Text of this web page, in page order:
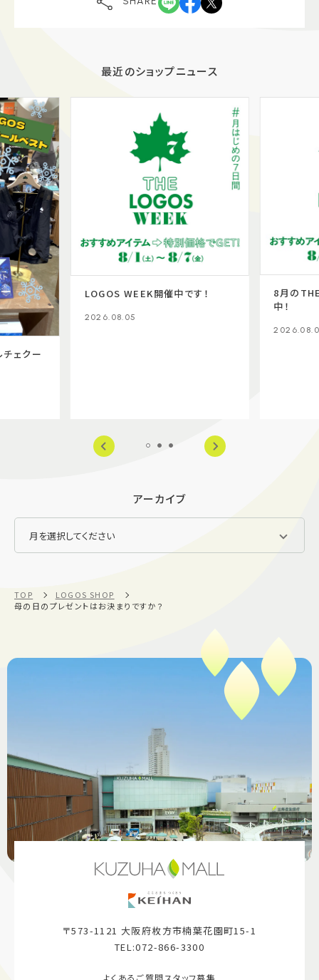
最近のショップニュース
チェクー
LOGOS WEEK開催中です！
2026.08.05
8月の
中！
アーカイブ
TOP
LOGOS SHOP
母の日のプレゼントはお決まりですか？
〒573-1121 大阪府枚方市楠葉花園町15-1
TEL:072-866-3300
よくあるご質問スタッフ募集